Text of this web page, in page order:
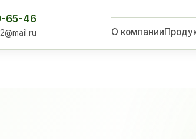
65-46
О компании